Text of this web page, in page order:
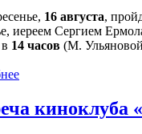
16 августа,
иереем Сергием
14 часов (М.
киноклуба